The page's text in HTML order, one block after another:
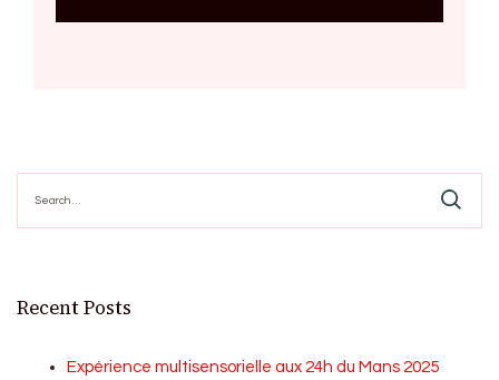
for:
Recent Posts
Expérience multisensorielle aux 24h du Mans 2025